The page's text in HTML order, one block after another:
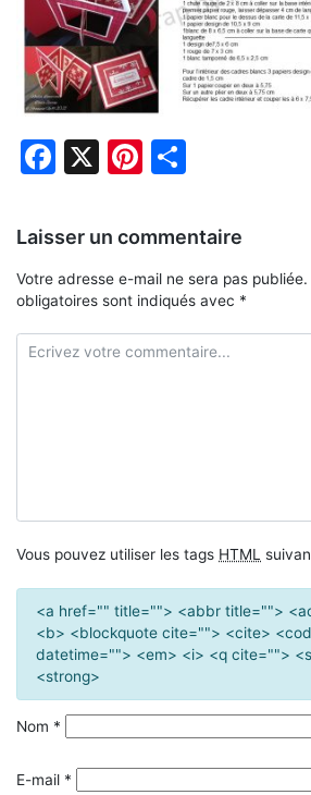
Facebook
X Pinterest
Laisser un commentaire
Votre adresse e-mail ne sera pas publiée.
obligatoires sont indiqués avec *
Vous pouvez utiliser les tags HTML
<a href="" title=""> <abbr title="">
<b> <blockquote cite=""> <cite>
datetime=""> <em> <i> <q cite="">
<strong>
Nom *
E-mail *